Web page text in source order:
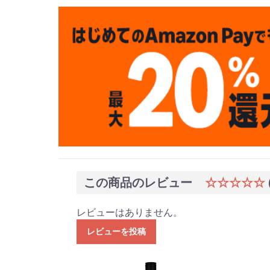
この商品のレビュー ☆☆☆☆☆
レビューはありません。
レビューを投稿